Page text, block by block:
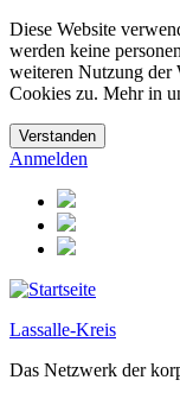
Diese Website
werden keine
weiteren Nutzung der
Cookies zu. Mehr in
Anmelden
Lassalle-Kreis
Das Netzwerk der